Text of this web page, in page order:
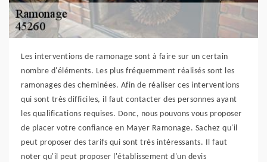
Les interventions de ramonage sont à faire sur un certain
nombre d'éléments. Les plus fréquemment réalisés sont les
ramonages des cheminées. Afin de réaliser ces interventions
qui sont très difficiles, il faut contacter des personnes ayant
les qualifications requises. Donc, nous pouvons vous proposer
de placer votre confiance en Mayer Ramonage. Sachez qu'il
peut proposer des tarifs qui sont très intéressants. Il faut
noter qu'il peut proposer l'établissement d'un devis